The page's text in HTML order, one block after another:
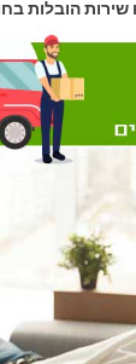
שירות הובלות